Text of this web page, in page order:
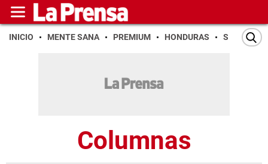
INICIO MENTE SANA PREMIUM HONDURAS SAN PEDRO
Columnas